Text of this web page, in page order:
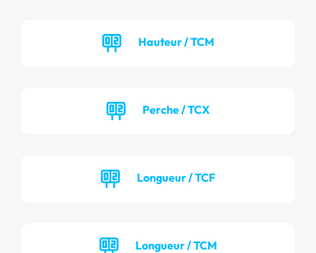
Hauteur / TCM
Perche / TCX
Longueur / TCF
Longueur / TCM